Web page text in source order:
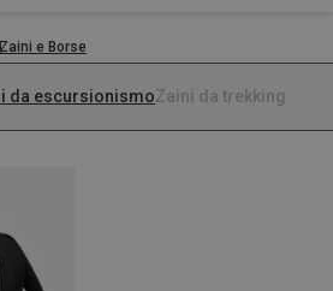
Zaini e Borse
da escursionismoZaini da trekking